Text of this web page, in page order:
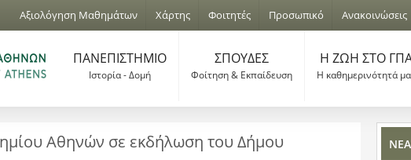
Jump to navigation
Αξιολόγηση Μαθημάτων Χάρτης Φοιτητές Προσωπικό Ανακοινώσεις
ΠΑΝΕΠΙΣΤΗΜΙΟ
Ιστορία - Δομή
ΣΠΟΥΔΕΣ
Φοίτηση & Εκπαίδευση
Η ΖΩΗ ΣΤΟ
Η καθημερινότητά
Αθηνών σε εκδήλωση του Δήμου